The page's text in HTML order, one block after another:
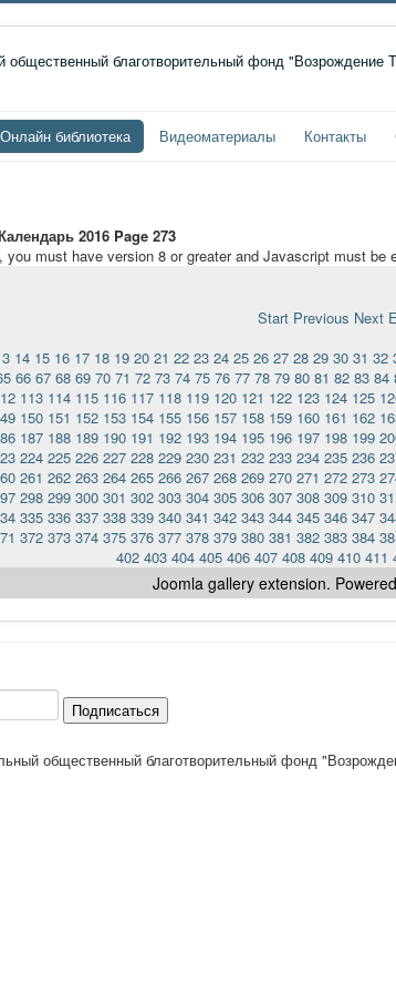
Онлайн библиотека Видеоматериалы Контакты
2016 Page 273
must have version 8 or greater and Javascript must be
Start Previous Next
14 15 16 17 18 19 20 21 22 23 24 25 26 27 28 29 30 31 32
66 67 68 69 70 71 72 73 74 75 76 77 78 79 80 81 82 83 84
113 114 115 116 117 118 119 120 121 122 123 124 125
150 151 152 153 154 155 156 157 158 159 160 161 162
187 188 189 190 191 192 193 194 195 196 197 198 199
224 225 226 227 228 229 230 231 232 233 234 235 236
261 262 263 264 265 266 267 268 269 270 271 272 273
298 299 300 301 302 303 304 305 306 307 308 309 310
335 336 337 338 339 340 341 342 343 344 345 346 347
372 373 374 375 376 377 378 379 380 381 382 383 384
402 403 404 405 406 407 408 409 410 411
Joomla gallery extension.
Подписаться
общественный благотворительный фонд